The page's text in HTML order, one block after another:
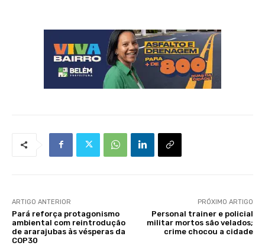
ARTIGO ANTERIOR
Pará reforça protagonismo
ambiental com reintrodução
de ararajubas às vésperas da
COP30
PRÓXIMO ARTIGO
Personal trainer e policial
militar mortos são velados;
crime chocou a cidade